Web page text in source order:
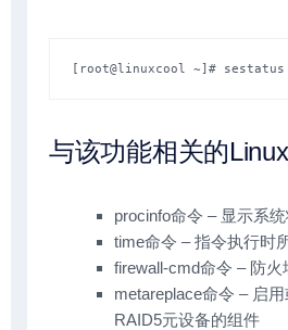
[root@linuxcool ~]#
与该功能相关的Linux
procinfo命令 – 显示系
time命令 – 指令执行时
firewall-cmd命令 – 防
metareplace命令 – 启
RAID5元设备的组件